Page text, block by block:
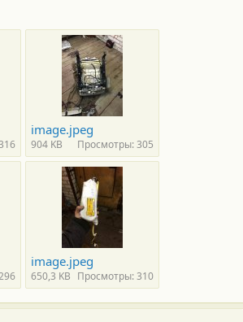
image.jpeg
904 KB Просмотры: 305
image.jpeg
650,3 KB Просмотры: 310